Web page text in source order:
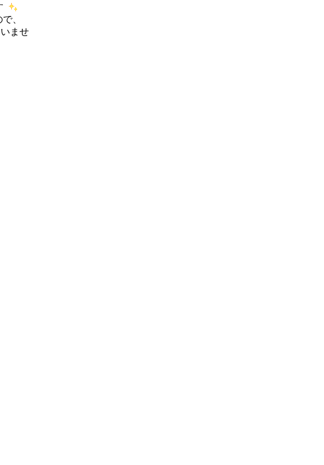
、
ませ